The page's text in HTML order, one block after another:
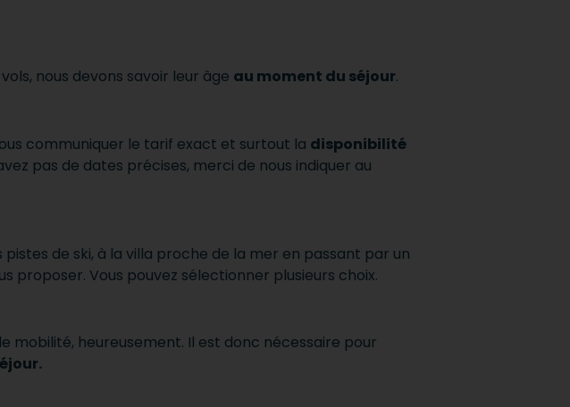
nous devons savoir leur âge au moment du séjour.
communiquer le tarif exact et surtout la disponibilité
pas de dates précises, merci de nous indiquer au
de ski, à la villa proche de la mer en passant par un
proposer. Vous pouvez sélectionner plusieurs choix.
mobilité, heureusement. Il est donc nécessaire pour